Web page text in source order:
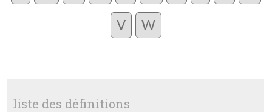
V W
liste des définitions